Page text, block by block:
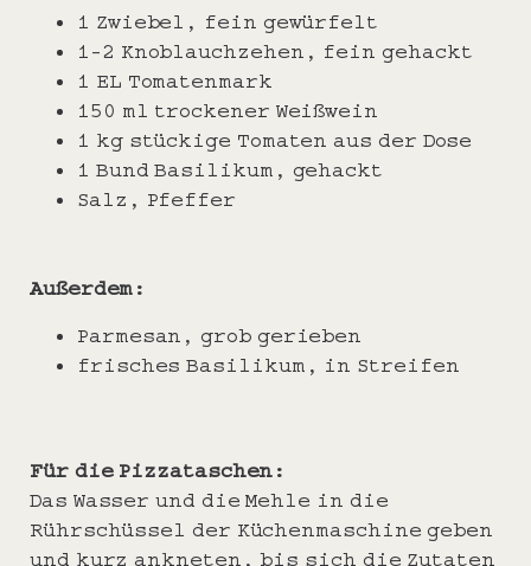
1 Zwiebel, fein gewürfelt
1-2 Knoblauchzehen, fein gehackt
1 EL Tomatenmark
150 ml trockener Weißwein
1 kg stückige Tomaten aus der Dose
1 Bund Basilikum, gehackt
Salz, Pfeffer
Außerdem:
Parmesan, grob gerieben
frisches Basilikum, in Streifen
Für die Pizzataschen:
Das Wasser und die Mehle in die
Rührschüssel der Küchenmaschine geben
und kurz ankneten, bis sich die Zutaten